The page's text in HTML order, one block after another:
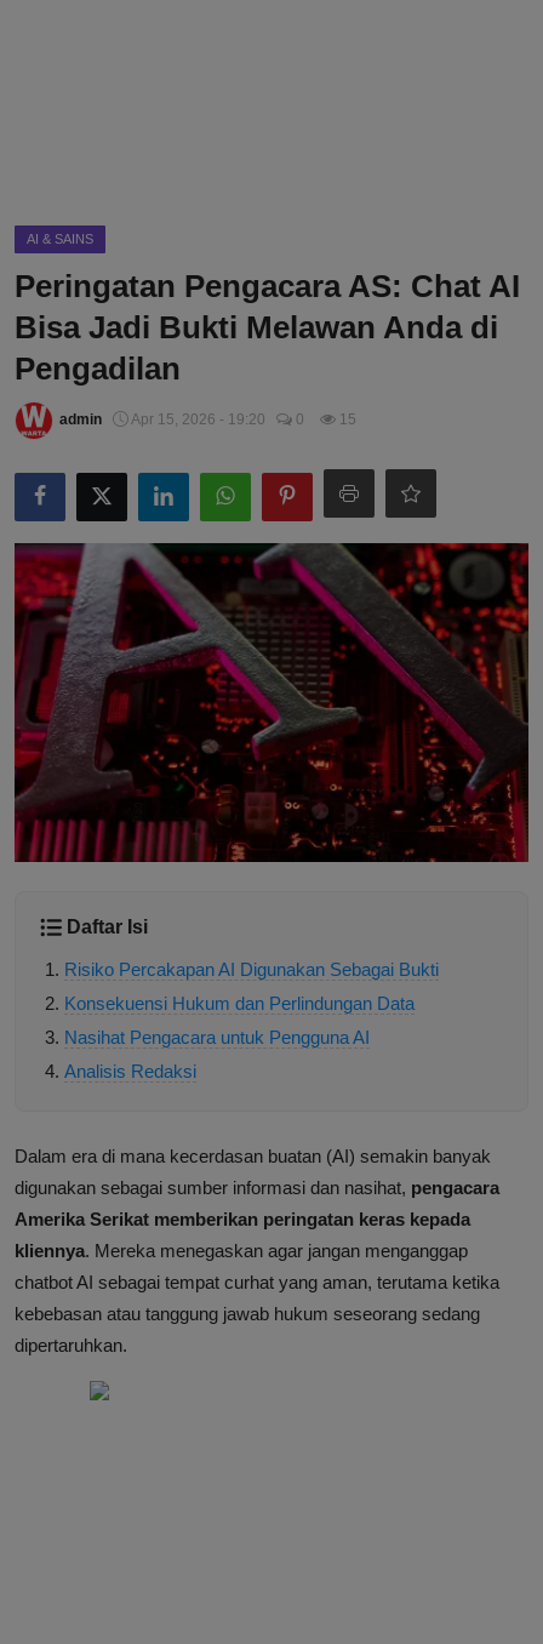
AI & SAINS
Peringatan Pengacara AS: Chat AI
Bisa Jadi Bukti Melawan Anda di
Pengadilan
admin Apr 15, 2026 - 19:20 0 15
Daftar Isi
Risiko Percakapan AI Digunakan Sebagai Bukti
Konsekuensi Hukum dan Perlindungan Data
Nasihat Pengacara untuk Pengguna AI
Analisis Redaksi
Dalam era di mana kecerdasan buatan (AI) semakin banyak
digunakan sebagai sumber informasi dan nasihat, pengacara
Amerika Serikat memberikan peringatan keras kepada
kliennya. Mereka menegaskan agar jangan menganggap
chatbot AI sebagai tempat curhat yang aman, terutama ketika
kebebasan atau tanggung jawab hukum seseorang sedang
dipertaruhkan.